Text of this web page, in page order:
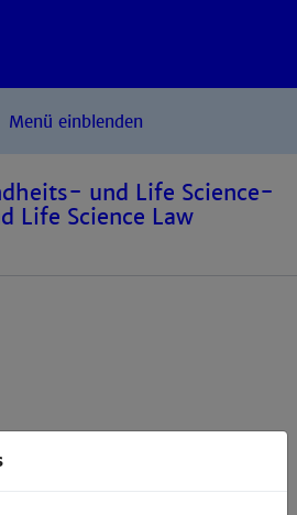
Menü einblenden
und Life Science-
Life Science Law